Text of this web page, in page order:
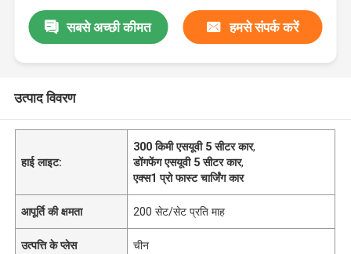
सबसे अच्छी कीमत हमसे संपर्क करें
उत्पाद विवरण
हाई लाइट:
300 किमी एसयूवी 5 सीटर कार,
डोंगफेंग एसयूवी 5 सीटर कार,
एक्स1 प्रो फास्ट चार्जिंग कार
आपूर्ति की क्षमता 200 सेट/सेट प्रति माह
उत्पत्ति के प्लेस चीन